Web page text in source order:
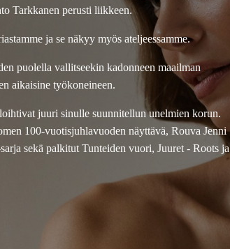
Tarkkanen perusti liikkeen.
ja se näkyy myös ateljeessamme.
puolella vallitseekin kadonneen maailman
aikaisine työkoneineen.
juuri sinulle suunnitellun unelmien korun.
100-vuotisjuhlavuoden näyttävä, Rouva Jenni
sekä palkitut Tunteiden vuori, Juuret - Roots ja